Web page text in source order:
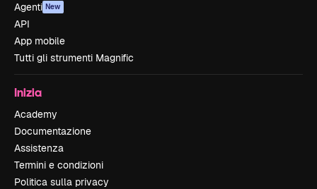
Agenti New
API
App mobile
Tutti gli strumenti Magnific
Inizia
Academy
Documentazione
Assistenza
Termini e condizioni
Politica sulla privacy